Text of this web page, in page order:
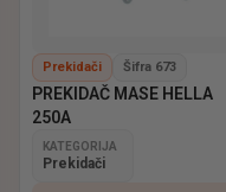
Prekidači Šifra 673
PREKIDAČ MASE HELLA
250A
KATEGORIJA
Prekidači